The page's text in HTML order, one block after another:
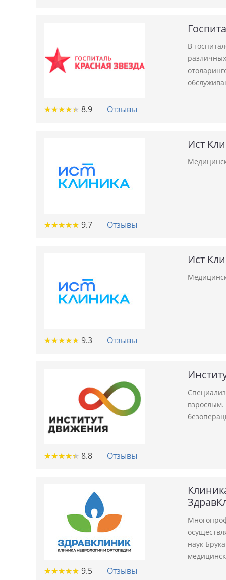
★★★★★
★★★★★ 8.9 Отзывы
В
★★★★★
★★★★★ 9.7 Отзывы
Ист
★★★★★
★★★★★ 9.3 Отзывы
Ист
★★★★★
★★★★★ 8.8 Отзывы
взрослым.
★★★★★
★★★★★ 9.5 Отзывы
наук